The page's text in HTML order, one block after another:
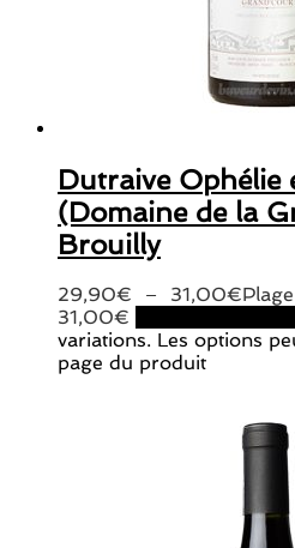
Dutraive Ophélie
(Domaine de la
Brouilly
29,90€ – 31,00€
31,00€
variations. Les options
page du produit